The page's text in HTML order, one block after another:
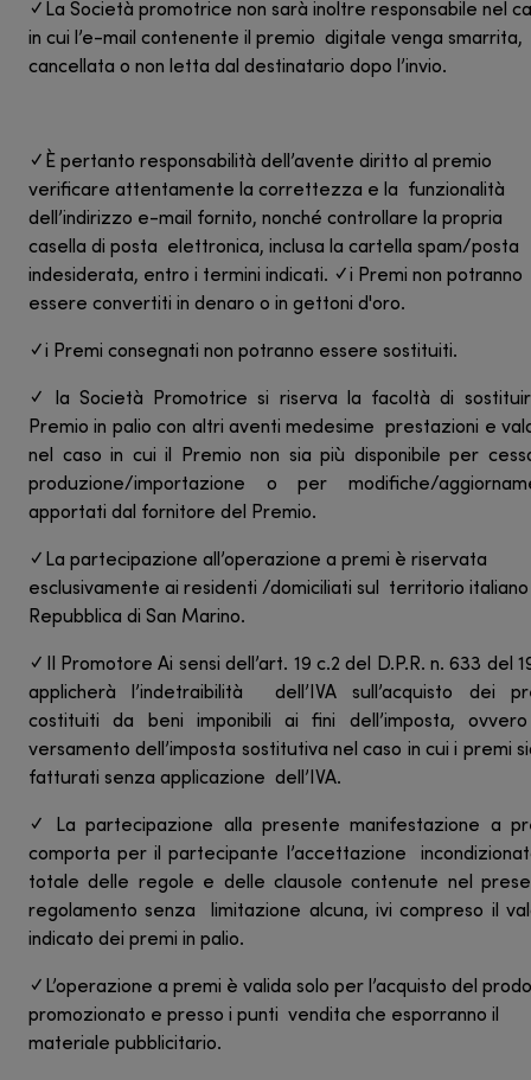
✓ La Società promotrice non sarà inoltre responsabile nel
in cui l’e-mail contenente il premio digitale venga smarrita,
cancellata o non letta dal destinatario dopo l’invio.
✓ È pertanto responsabilità dell’avente diritto al premio
verificare attentamente la correttezza e la funzionalità
dell’indirizzo e-mail fornito, nonché controllare la propria
casella di posta elettronica, inclusa la cartella spam/posta
indesiderata, entro i termini indicati. ✓ i Premi non potranno
essere convertiti in denaro o in gettoni d'oro.
✓ i Premi consegnati non potranno essere sostituiti.
✓ la Società Promotrice si riserva la facoltà di
Premio in palio con altri aventi medesime prestazioni e
nel caso in cui il Premio non sia più disponibile per
produzione/importazione o per modifiche/
apportati dal fornitore del Premio.
✓ La partecipazione all’operazione a premi è riservata
esclusivamente ai residenti /domiciliati sul territorio
Repubblica di San Marino.
✓ Il Promotore Ai sensi dell’art. 19 c.2 del D.P.R. n. 633 del
applicherà l’indetraibilità dell’IVA sull’acquisto dei
costituiti da beni imponibili ai fini dell’imposta,
versamento dell’imposta sostitutiva nel caso in cui i premi
fatturati senza applicazione dell’IVA.
✓ La partecipazione alla presente manifestazione a
comporta per il partecipante l’accettazione
totale delle regole e delle clausole contenute nel
regolamento senza limitazione alcuna, ivi compreso il
indicato dei premi in palio.
✓ L’operazione a premi è valida solo per l’acquisto del
promozionato e presso i punti vendita che esporranno il
materiale pubblicitario.